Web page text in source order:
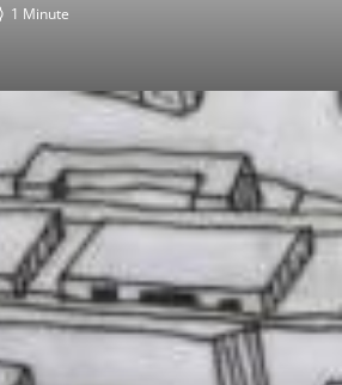
1 Minute